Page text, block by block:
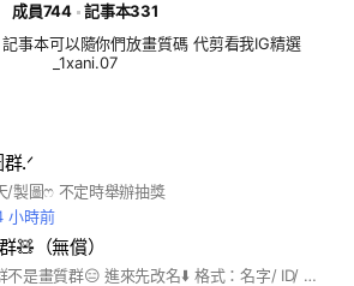
成員744
記事本331
事本可以隨你們放畫質碼 代剪看我IG精選
_1xani.07
.ᐟ
/製圖ෆ 不定時舉辦抽獎
小時前
🧸（無償）
這裡是製圖群不是畫質群😑 進來先改名⬇️ 格式：名字/ ID/ 平台 #製圖 #無償